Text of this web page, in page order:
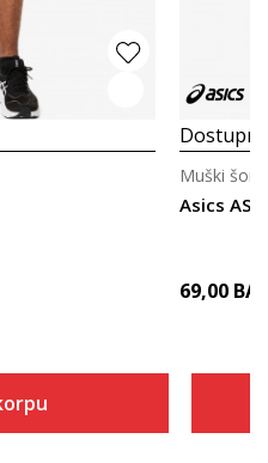
Asics
Muški
69,00